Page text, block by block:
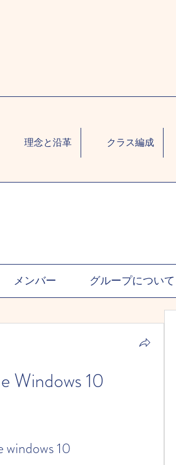
理念と沿革 クラス編成
メンバー グループについて
Windows 10
windows 10